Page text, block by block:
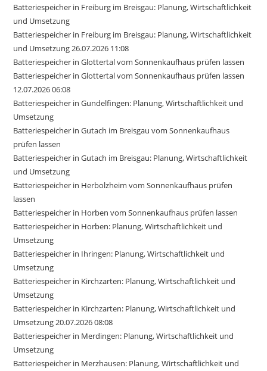
Batteriespeicher in Freiburg im Breisgau: Planung, Wirtschaftlichkeit
und Umsetzung
Batteriespeicher in Freiburg im Breisgau: Planung, Wirtschaftlichkeit
und Umsetzung 26.07.2026 11:08
Batteriespeicher in Glottertal vom Sonnenkaufhaus prüfen lassen
Batteriespeicher in Glottertal vom Sonnenkaufhaus prüfen lassen
12.07.2026 06:08
Batteriespeicher in Gundelfingen: Planung, Wirtschaftlichkeit und
Umsetzung
Batteriespeicher in Gutach im Breisgau vom Sonnenkaufhaus
prüfen lassen
Batteriespeicher in Gutach im Breisgau: Planung, Wirtschaftlichkeit
und Umsetzung
Batteriespeicher in Herbolzheim vom Sonnenkaufhaus prüfen
lassen
Batteriespeicher in Horben vom Sonnenkaufhaus prüfen lassen
Batteriespeicher in Horben: Planung, Wirtschaftlichkeit und
Umsetzung
Batteriespeicher in Ihringen: Planung, Wirtschaftlichkeit und
Umsetzung
Batteriespeicher in Kirchzarten: Planung, Wirtschaftlichkeit und
Umsetzung
Batteriespeicher in Kirchzarten: Planung, Wirtschaftlichkeit und
Umsetzung 20.07.2026 08:08
Batteriespeicher in Merdingen: Planung, Wirtschaftlichkeit und
Umsetzung
Batteriespeicher in Merzhausen: Planung, Wirtschaftlichkeit und